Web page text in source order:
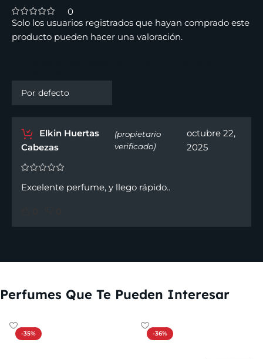
0
Elkin Huertas
Cabezas
(propietario
verificado)
octubre 22,
2025
Excelente perfume, y llego rápido..
Solo los usuarios registrados que hayan comprado este
producto pueden hacer una valoración.
Perfumes Que Te Pueden Interesar
-35% -36%